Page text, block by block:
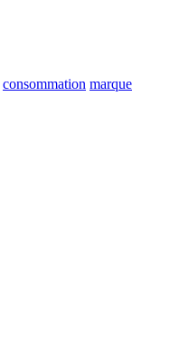
consommation marque